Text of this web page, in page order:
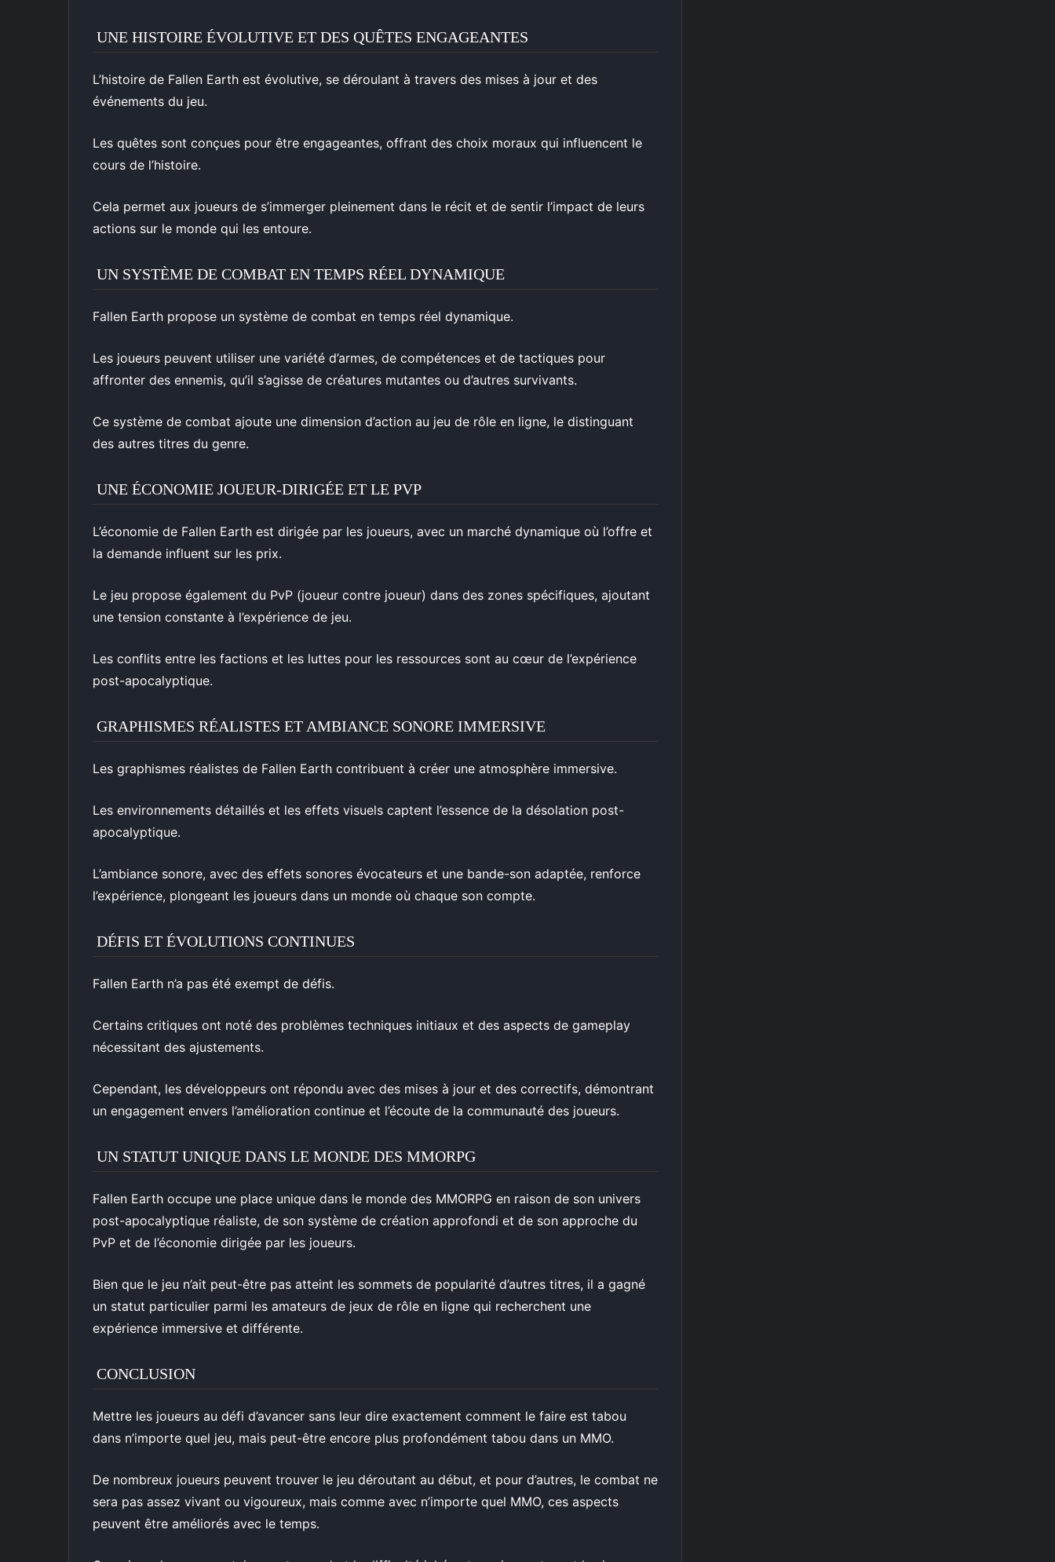
UNE HISTOIRE ÉVOLUTIVE ET DES QUÊTES ENGAGEANTES
L’histoire de Fallen Earth est évolutive, se déroulant à travers des mises à jour et des
événements du jeu.
Les quêtes sont conçues pour être engageantes, offrant des choix moraux qui influencent le
cours de l’histoire.
Cela permet aux joueurs de s’immerger pleinement dans le récit et de sentir l’impact de leurs
actions sur le monde qui les entoure.
UN SYSTÈME DE COMBAT EN TEMPS RÉEL DYNAMIQUE
Fallen Earth propose un système de combat en temps réel dynamique.
Les joueurs peuvent utiliser une variété d’armes, de compétences et de tactiques pour
affronter des ennemis, qu’il s’agisse de créatures mutantes ou d’autres survivants.
Ce système de combat ajoute une dimension d’action au jeu de rôle en ligne, le distinguant
des autres titres du genre.
UNE ÉCONOMIE JOUEUR-DIRIGÉE ET LE PVP
L’économie de Fallen Earth est dirigée par les joueurs, avec un marché dynamique où l’offre et
la demande influent sur les prix.
Le jeu propose également du PvP (joueur contre joueur) dans des zones spécifiques, ajoutant
une tension constante à l’expérience de jeu.
Les conflits entre les factions et les luttes pour les ressources sont au cœur de l’expérience
post-apocalyptique.
GRAPHISMES RÉALISTES ET AMBIANCE SONORE IMMERSIVE
Les graphismes réalistes de Fallen Earth contribuent à créer une atmosphère immersive.
Les environnements détaillés et les effets visuels captent l’essence de la désolation post-
apocalyptique.
L’ambiance sonore, avec des effets sonores évocateurs et une bande-son adaptée, renforce
l’expérience, plongeant les joueurs dans un monde où chaque son compte.
DÉFIS ET ÉVOLUTIONS CONTINUES
Fallen Earth n’a pas été exempt de défis.
Certains critiques ont noté des problèmes techniques initiaux et des aspects de gameplay
nécessitant des ajustements.
Cependant, les développeurs ont répondu avec des mises à jour et des correctifs, démontrant
un engagement envers l’amélioration continue et l’écoute de la communauté des joueurs.
UN STATUT UNIQUE DANS LE MONDE DES MMORPG
Fallen Earth occupe une place unique dans le monde des MMORPG en raison de son univers
post-apocalyptique réaliste, de son système de création approfondi et de son approche du
PvP et de l’économie dirigée par les joueurs.
Bien que le jeu n’ait peut-être pas atteint les sommets de popularité d’autres titres, il a gagné
un statut particulier parmi les amateurs de jeux de rôle en ligne qui recherchent une
expérience immersive et différente.
CONCLUSION
Mettre les joueurs au défi d’avancer sans leur dire exactement comment le faire est tabou
dans n’importe quel jeu, mais peut-être encore plus profondément tabou dans un MMO.
De nombreux joueurs peuvent trouver le jeu déroutant au début, et pour d’autres, le combat ne
sera pas assez vivant ou vigoureux, mais comme avec n’importe quel MMO, ces aspects
peuvent être améliorés avec le temps.